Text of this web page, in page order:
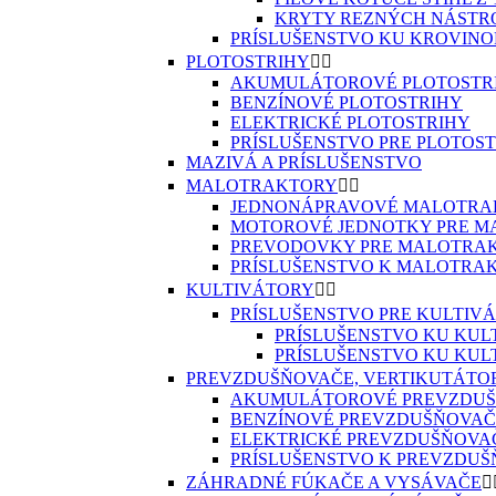
KRYTY REZNÝCH
PRÍSLUŠENSTVO KU
PLOTOSTRIHY 
AKUMULÁTOROVÉ
BENZÍNOVÉ PLOTOSTRIHY
ELEKTRICKÉ PLOTOSTRIHY
PRÍSLUŠENSTVO PRE
MAZIVÁ A PRÍSLUŠENSTVO
MALOTRAKTORY 
JEDNONÁPRAVOVÉ
MOTOROVÉ JEDNOTKY PRE
PREVODOVKY PRE
PRÍSLUŠENSTVO K
KULTIVÁTORY 
PRÍSLUŠENSTVO PRE
PRÍSLUŠENSTVO KU
PRÍSLUŠENSTVO KU
PREVZDUŠŇOVAČE,
AKUMULÁTOROVÉ
BENZÍNOVÉ
ELEKTRICKÉ
PRÍSLUŠENSTVO K
ZÁHRADNÉ FÚKAČE A VYSÁVAČE